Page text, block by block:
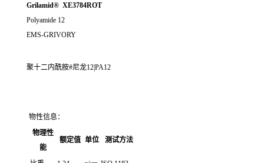
Grilamid® XE3784ROT
Polyamide 12
EMS-GRIVORY
聚十二内酰胺#尼龙12|PA12
物性信息：
物理性
能
额定值 单位 测试方法